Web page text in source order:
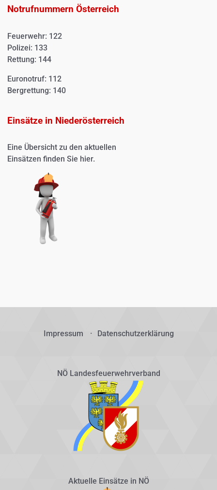
Notrufnummern Österreich
Feuerwehr: 122
Polizei: 133
Rettung: 144
Euronotruf: 112
Bergrettung: 140
Einsätze in Niederösterreich
Eine Übersicht zu den aktuellen
Einsätzen finden Sie hier.
Impressum Datenschutzerklärung
NÖ Landesfeuerwehrverband
Aktuelle Einsätze in NÖ